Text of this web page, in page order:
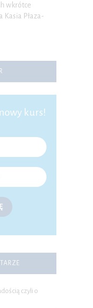
wkrótce
Kasia Płaza-
kurs!
czyli o